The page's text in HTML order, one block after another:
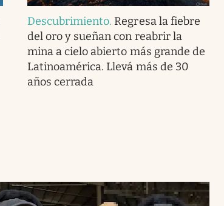
Descubrimiento. Regresa la fiebre
del oro y sueñan con reabrir la
mina a cielo abierto más grande de
Latinoamérica. Llevá más de 30
años cerrada